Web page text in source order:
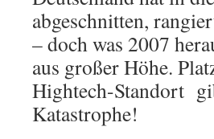
abgeschnitten,
– doch was 2007
aus großer Höhe.
Hightech-Standort
Katastrophe!